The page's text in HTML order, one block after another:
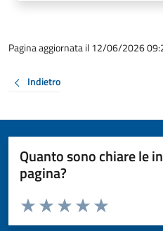
Pagina aggiornata il 12/06/2026
Indietro
Quanto sono chiare le
pagina?
Valuta da 1 a 5 stelle la pagina
Valuta 5 stelle
Valuta 4 stelle su
Valuta 3 stelle su 5
Valuta 2 stelle su 5
Valuta 1 stelle su 5